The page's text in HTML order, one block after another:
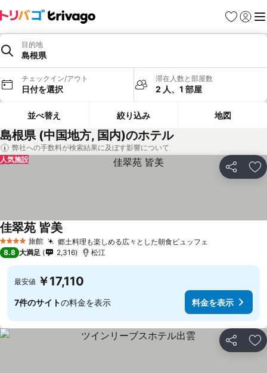
お気に入り
ログイ
メ
目的地
島根県
チェックイン/アウト
日付を選択
滞在人数と部屋数
2 人、1 部屋
並べ替え 絞り込み 地図
島根県 (中国地方, 国内)のホテル
弊社への手数料が検索結果に及ぼす影響について
シェア お
人気施設
4 ホテルのランク
旅館 郷土料理も楽しめる広々とした朝食ビュッフェ
佳翠苑 皆美
8.8 大満足 2,316 松江
最安値 ￥17,110
7件のサイトの料金を表示 料金を表示
シェア お